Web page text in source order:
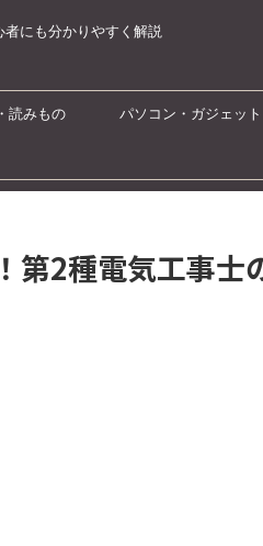
にも分かりやすく解説
読みもの パソコン・ガジェット
第2種電気工事士